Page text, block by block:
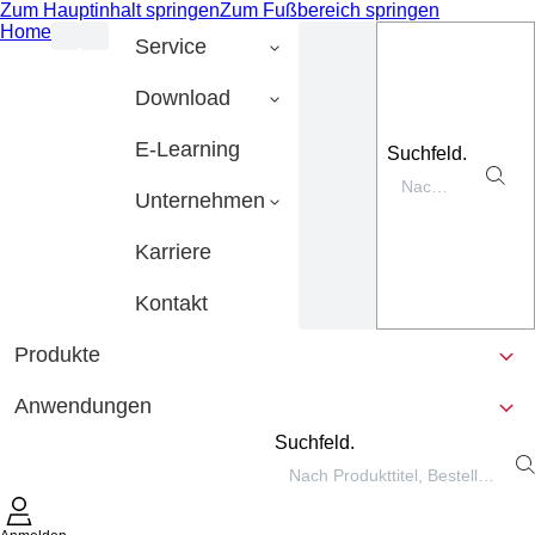
Zum Hauptinhalt springenZum Fußbereich springen
Home
Service
Download
E-Learning
Unternehmen
Karriere
Kontakt
Suchfeld.
Produkte
Anwendungen
Suchfeld.